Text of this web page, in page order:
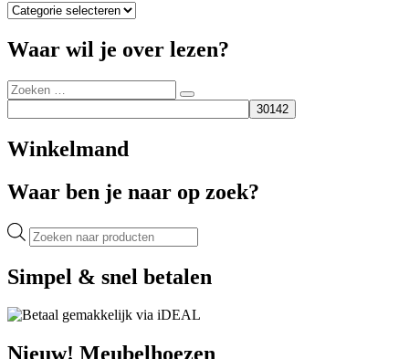
Selecteer
blog
categorie
Waar wil je over lezen?
Zoeken
naar:
Zoeken
Winkelmand
Waar ben je naar op zoek?
Producten
zoeken
Simpel & snel betalen
Nieuw! Meubelhoezen